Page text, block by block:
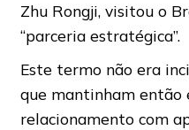
Zhu Rongji, visitou o
“parceria estratégica”.
Este termo não era
que mantinham então
relacionamento com